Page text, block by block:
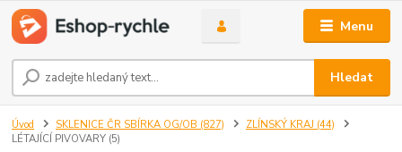
Menu
Hledat
Úvod SKLENICE ČR SBÍRKA OG/OB (827)
ZLÍNSKÝ KRAJ (44)
LÉTAJÍCÍ PIVOVARY (5)